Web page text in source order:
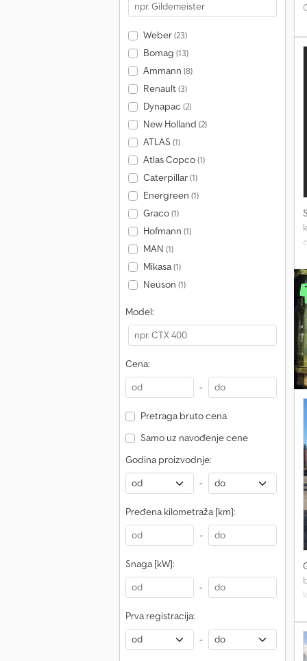
Weber(23)
Bomag (13)
Ammann (8)
Renault(3)
Dynapac (2)
New Holland (2)
ATLAS (1)
Atlas Copco(1)
Caterpillar(1)
Energreen (1)
Graco(1)
Hofmann (1)
MAN (1)
Mikasa(1)
Neuson (1)
Model:
Cena:
-
Pretraga bruto cena
Samo uz navođenje cene
Godina proizvodnje:
-
Pređena kilometraža [km]:
-
Snaga [kW]:
-
Prva registracija:
-